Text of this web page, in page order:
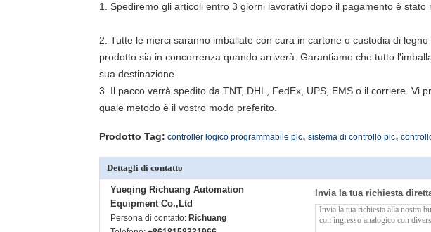
1. Spediremo gli articoli entro 3 giorni lavorativi dopo il pagamento è stato
2. Tutte le merci saranno imballate con cura in cartone o custodia di
prodotto sia in concorrenza quando arriverà. Garantiamo che tutto
sua destinazione.
3. Il pacco verrà spedito da TNT, DHL, FedEx, UPS, EMS o il corriere. Vi
quale metodo è il vostro modo preferito.
Prodotto Tag: controller logico programmabile plc, sistema di controllo plc,
Dettagli di contatto
Yueqing Richuang Automation
Equipment Co.,Ltd
Persona di contatto: Richuang
Invia la tua richiesta